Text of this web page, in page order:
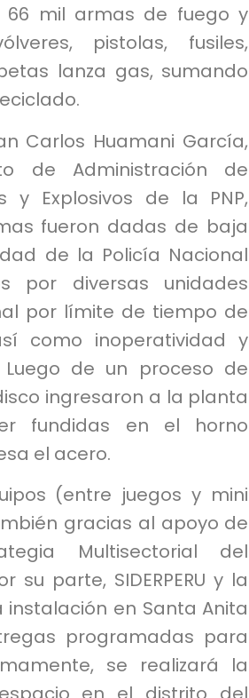
mil armas de fuego y
pistolas, fusiles,
lanza gas, sumando
Carlos Huamani García,
de Administración de
y Explosivos de la PNP,
fueron dadas de baja
de la Policía Nacional
por diversas unidades
por límite de tiempo de
como inoperatividad y
Luego de un proceso de
ingresaron a la planta
fundidas en el horno
el acero.
(entre juegos y mini
gracias al apoyo de
Multisectorial del
su parte, SIDERPERU y la
instalación en Santa Anita
programadas para
se realizará la